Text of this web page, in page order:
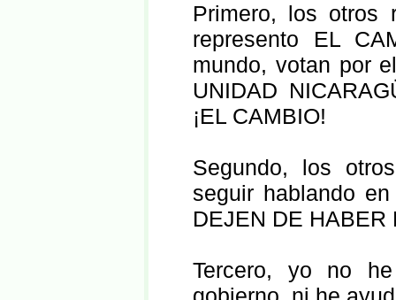
Primero, los otros
represento EL
mundo, votan por
UNIDAD
¡EL CAMBIO!
Segundo, los
seguir hablando
DEJEN DE HABER
Tercero, yo no